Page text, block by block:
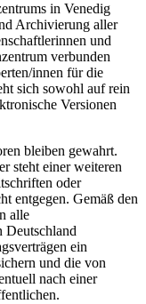
in Venedig
Archivierung aller
und
verbunden
innen für die
sich sowohl auf rein
Versionen
bleiben gewahrt.
steht einer weiteren
oder
entgegen. Gemäß den
alle
Deutschland
ein
und die von
nach einer